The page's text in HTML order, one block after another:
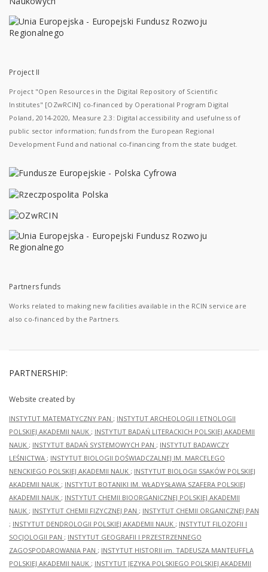
Project II
Project "Open Resources in the Digital Repository of Scientific
Institutes" [OZwRCIN] co-financed by Operational Program Digital
Poland, 2014-2020, Measure 2.3: Digital accessibility and usefulness of
public sector information; funds from the European Regional
Development Fund and national co-financing from the state budget.
Partners funds
Works related to making new facilities available in the RCIN service are
also co-financed by the Partners.
PARTNERSHIP:
Website created by
INSTYTUT MATEMATYCZNY PAN ; INSTYTUT ARCHEOLOGII I ETNOLOGII
POLSKIEJ AKADEMII NAUK ; INSTYTUT BADAŃ LITERACKICH POLSKIEJ AKADEMII
NAUK ; INSTYTUT BADAŃ SYSTEMOWYCH PAN ; INSTYTUT BADAWCZY
LEŚNICTWA ; INSTYTUT BIOLOGII DOŚWIADCZALNEJ IM. MARCELEGO
NENCKIEGO POLSKIEJ AKADEMII NAUK ; INSTYTUT BIOLOGII SSAKÓW POLSKIEJ
AKADEMII NAUK ; INSTYTUT BOTANIKI IM. WŁADYSŁAWA SZAFERA POLSKIEJ
AKADEMII NAUK ; INSTYTUT CHEMII BIOORGANICZNEJ POLSKIEJ AKADEMII
NAUK ; INSTYTUT CHEMII FIZYCZNEJ PAN ; INSTYTUT CHEMII ORGANICZNEJ PAN
; INSTYTUT DENDROLOGII POLSKIEJ AKADEMII NAUK ; INSTYTUT FILOZOFII I
SOCJOLOGII PAN ; INSTYTUT GEOGRAFII I PRZESTRZENNEGO
ZAGOSPODAROWANIA PAN ; INSTYTUT HISTORII im. TADEUSZA MANTEUFFLA
POLSKIEJ AKADEMII NAUK ; INSTYTUT JĘZYKA POLSKIEGO POLSKIEJ AKADEMII